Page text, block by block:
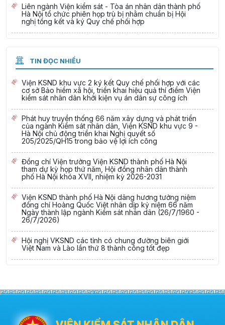
Liên ngành Viện kiểm sát - Tòa án nhân dân thành phố
Hà Nội tổ chức phiên họp trù bị nhằm chuẩn bị Hội
nghị tổng kết và ký Quy chế phối hợp
TIN ĐỌC NHIỀU
Viện KSND khu vực 2 ký kết Quy chế phối hợp với các
cơ sở Bảo hiểm xã hội, triển khai hiệu quả thí điểm Viện
kiểm sát nhân dân khởi kiện vụ án dân sự công ích
Phát huy truyền thống 66 năm xây dựng và phát triển
của ngành Kiểm sát nhân dân, Viện KSND khu vực 9 -
Hà Nội chủ động triển khai Nghị quyết số
205/2025/QH15 trong bảo vệ lợi ích công
Đồng chí Viện trưởng Viện KSND thành phố Hà Nội
tham dự kỳ họp thứ năm, Hội đồng nhân dân thành
phố Hà Nội khóa XVII, nhiệm kỳ 2026-2031
Viện KSND thành phố Hà Nội dâng hương tưởng niệm
đồng chí Hoàng Quốc Việt nhân dịp kỷ niệm 66 năm
Ngày thành lập ngành Kiểm sát nhân dân (26/7/1960 -
26/7/2026)
Hội nghị VKSND các tỉnh có chung đường biên giới
Việt Nam và Lào lần thứ 8 thành công tốt đẹp